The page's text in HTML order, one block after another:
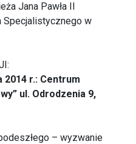
Jana Pawła II
Specjalistycznego w
2014 r.: Centrum
ul. Odrodzenia 9,
– wyzwanie